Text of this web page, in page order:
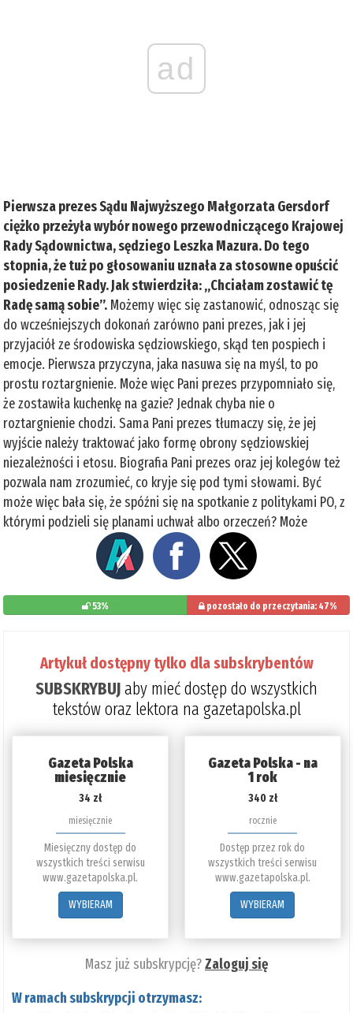
ad
Pierwsza prezes Sądu Najwyższego Małgorzata Gersdorf
ciężko przeżyła wybór nowego przewodniczącego Krajowej
Rady Sądownictwa, sędziego Leszka Mazura. Do tego
stopnia, że tuż po głosowaniu uznała za stosowne opuścić
posiedzenie Rady. Jak stwierdziła: „Chciałam zostawić tę
Radę samą sobie”. Możemy więc się zastanowić, odnosząc się
do wcześniejszych dokonań zarówno pani prezes, jak i jej
przyjaciół ze środowiska sędziowskiego, skąd ten pospiech i
emocje. Pierwsza przyczyna, jaka nasuwa się na myśl, to po
prostu roztargnienie. Może więc Pani prezes przypomniało się,
że zostawiła kuchenkę na gazie? Jednak chyba nie o
roztargnienie chodzi. Sama Pani prezes tłumaczy się, że jej
wyjście należy traktować jako formę obrony sędziowskiej
niezależności i etosu. Biografia Pani prezes oraz jej kolegów też
pozwala nam zrozumieć, co kryje się pod tymi słowami. Być
może więc bała się, że spóźni się na spotkanie z politykami PO, z
którymi podzieli się planami uchwał albo orzeczeń? Może
53% pozostało do przeczytania: 47%
Artykuł dostępny tylko dla subskrybentów
SUBSKRYBUJaby mieć dostęp do wszystkich
tekstów oraz lektora na gazetapolska.pl
Gazeta Polska
miesięcznie
34 zł
miesięcznie
Miesięczny dostęp do
wszystkich treści serwisu
www.gazetapolska.pl.
WYBIERAM
Gazeta Polska - na
1 rok
340 zł
rocznie
Dostęp przez rok do
wszystkich treści serwisu
www.gazetapolska.pl.
WYBIERAM
Masz już subskrypcję?Zaloguj się
W ramach subskrypcji otrzymasz: